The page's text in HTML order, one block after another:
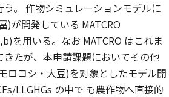
。 作物シミュレーションモデルに
)が開発している MATCRO
を用いる。なお MATCRO はこれま
たが、本申請課題においてその他
ロコシ・大豆)を対象としたモデル開
LLGHGs の中で も農作物へ直接的